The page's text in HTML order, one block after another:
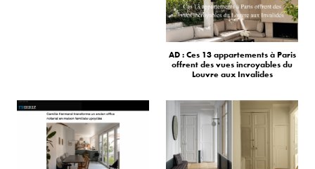
AD : Ces 13 appartements à Paris
offrent des vues incroyables du
Louvre aux Invalides